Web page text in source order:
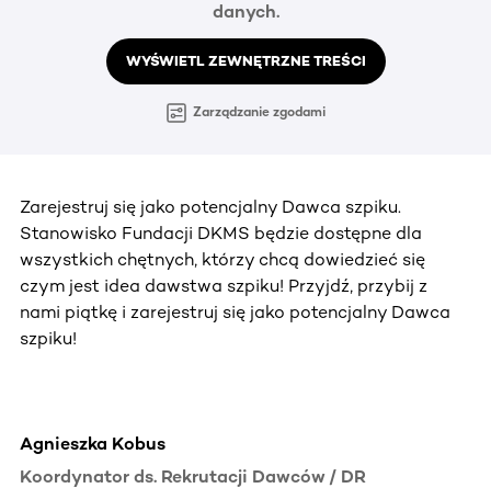
danych.
WYŚWIETL ZEWNĘTRZNE TREŚCI
Zarządzanie zgodami
Zarejestruj się jako potencjalny Dawca szpiku.
Stanowisko Fundacji DKMS będzie dostępne dla
wszystkich chętnych, którzy chcą dowiedzieć się
czym jest idea dawstwa szpiku! Przyjdź, przybij z
nami piątkę i zarejestruj się jako potencjalny Dawca
szpiku!
Agnieszka Kobus
Koordynator ds. Rekrutacji Dawców / DR